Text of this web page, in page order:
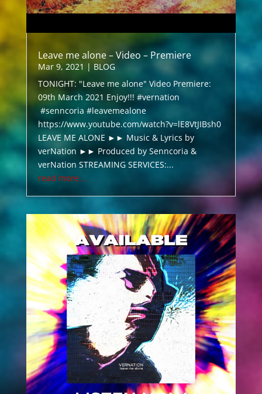
Leave me alone – Video – Premiere
Mar 9, 2021 |BLOG
TONIGHT: "Leave me alone" Video Premiere:
09th March 2021 Enjoy!!! #vernation
#senncoria #leavemealone
https://www.youtube.com/watch?v=lE8VtJIBsh0
LEAVE ME ALONE ►► Music & Lyrics by
verNation ►► Produced by Senncoria &
verNation STREAMING SERVICES:...
read more...